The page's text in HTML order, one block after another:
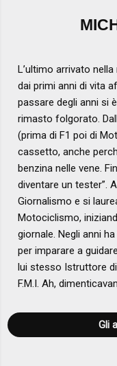
L’ultimo arrivato
dai primi anni di vita
passare degli anni si
rimasto folgorato.
(prima di F1 poi di
cassetto, anche
benzina nelle vene.
diventare un tester”.
Giornalismo e si
Motociclismo,
giornale. Negli anni
per imparare a
lui stesso Istruttore
F.M.I. Ah,
Gli